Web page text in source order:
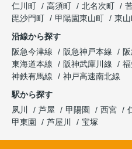
仁川町
高須町 北名次町
毘沙門町
甲陽園東山町 東
沿線から探す
阪急今津線
阪急神戸本線
東海道本線
阪神武庫川線
神鉄有馬線
神戸高速南北線
駅から探す
夙川
芦屋 甲陽園 西宮
甲東園
芦屋川 宝塚